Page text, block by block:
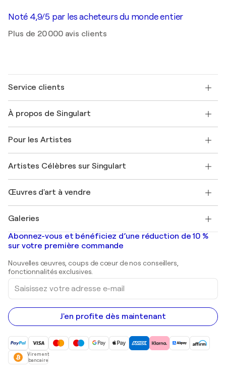
Noté 4,9/5 par les acheteurs du monde entier
Plus de 20 000 avis clients
Service clients
Expédition
Offrir une carte cadeau
Rejoignez notre programme commercial
Mon compte
+33 1 76 44 06 42
À propos de Singulart
FAQ
Magazine Singulart
Emplois
Découvrez une sélection d'art original
Pour les Artistes
Se connecter en tant qu'Artiste
Artistes Célèbres sur Singulart
Marc Chagall
Banksy
Mr. Brainwash
Shepard Fairey
Œuvres d'art à vendre
Tableaux abstraits à vendre
Peintures de paysage
Estampes
Peintures acryliques
Galeries
Galeries d'art en France
Galeries d'art en Belgique
Abonnez-vous et bénéficiez d’une réduction de 10 %
sur votre première commande
Nouvelles œuvres, coups de cœur de nos conseillers,
fonctionnalités exclusives.
Saisissez
votre
adresse
e-
mail
J'en profite dès maintenant
Virement
bancaire